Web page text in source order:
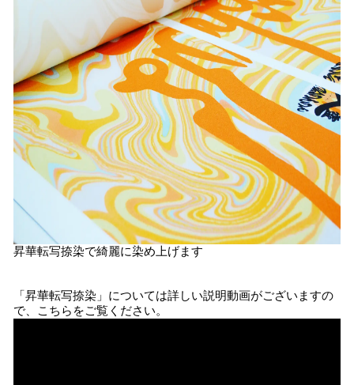
昇華転写捺染で綺麗に染め上げます
「昇華転写捺染」については詳しい説明動画がございますの
で、こちらをご覧ください。